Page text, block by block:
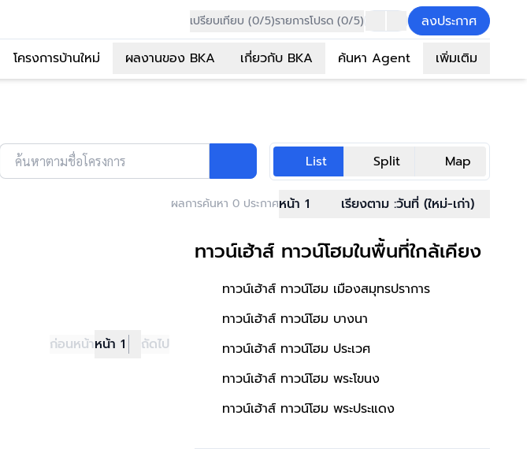
เปรียบเทียบ (0/5)รายการโปรด (0/5)
ลงประกาศ
โครงการบ้านใหม่ ผลงานของ BKA เกี่ยวกับ BKA ค้นหา Agent เพิ่มเติม
ค้นหาตามชื่อโครงการ List Split Map
ผลการค้นหา 0 ประกาศหน้า 1 เรียงตาม :วันที่ (ใหม่-เก่า)
ก่อนหน้าหน้า 1 ถัดไป
ทาวน์เฮ้าส์ ทาวน์โฮมในพื้นที่ใกล้เคียง
ทาวน์เฮ้าส์ ทาวน์โฮม เมืองสมุทรปราการ
ทาวน์เฮ้าส์ ทาวน์โฮม บางนา
ทาวน์เฮ้าส์ ทาวน์โฮม ประเวศ
ทาวน์เฮ้าส์ ทาวน์โฮม พระโขนง
ทาวน์เฮ้าส์ ทาวน์โฮม พระประแดง